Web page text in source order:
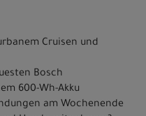
Cruisen und
Bosch
600-Wh-Akku
am Wochenende